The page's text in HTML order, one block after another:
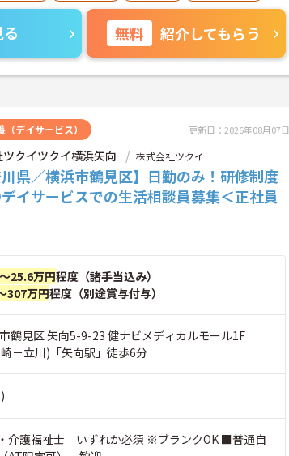
無料 紹介してもらう
（デイサービス） 更新日：2026年08月07日
クイツクイ横浜矢向 株式会社ツクイ
川県／横浜市鶴見区】日勤のみ！研修制度
イサービスでの生活相談員募集＜正社員
25.6万円程度（諸手当込み）
307万円程度（別途賞与付与）
鶴見区 矢向5-9-23 健ナビメディカルモール1F
－立川)「矢向駅」徒歩6分
介護福祉士 いずれか必須 ※ブランクOK ■普通自